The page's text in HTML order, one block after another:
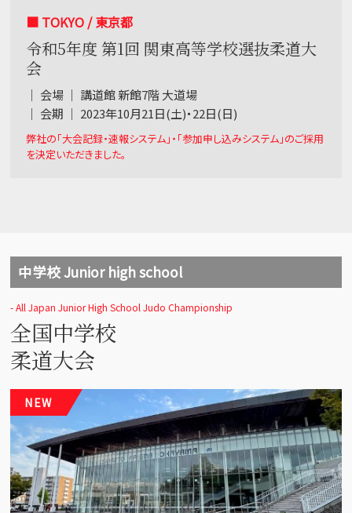
■ TOKYO / 東京都
令和5年度 第1回 関東高等学校選抜柔道大
会
｜ 会場 ｜ 講道館 新館7階 大道場
｜ 会期 ｜ 2023年10月21日(土)・22日(日)
弊社の「大会記録・速報システム」・「参加申し込みシステム」のご採用
を決定いただきました。
中学校 Junior high school
- All Japan Junior High School Judo Championship
全国中学校
柔道大会
NEW